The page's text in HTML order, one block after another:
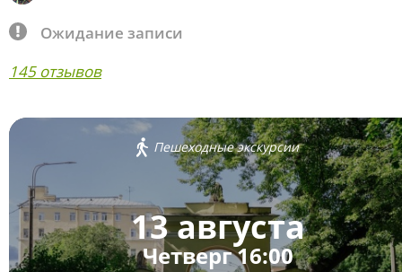
Ожидание записи
145 отзывов
Пешеходные экскурсии
13 августа
Четверг 16:00